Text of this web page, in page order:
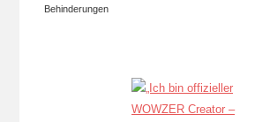
Behinderungen